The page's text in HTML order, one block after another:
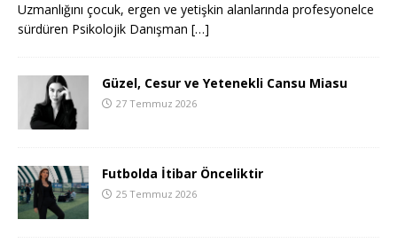
Uzmanlığını çocuk, ergen ve yetişkin alanlarında profesyonelce
sürdüren Psikolojik Danışman […]
Güzel, Cesur ve Yetenekli Cansu Miasu
27 Temmuz 2026
Futbolda İtibar Önceliktir
25 Temmuz 2026